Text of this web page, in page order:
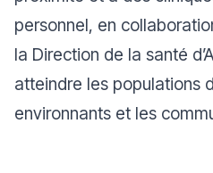
personnel, en
la Direction de la santé
atteindre les populations
environnants et les